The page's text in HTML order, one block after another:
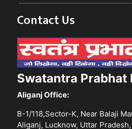
Contact Us
Swatantra Prabhat
Aliganj Office:
B-1/118,Sector-K, Near Balaji
Aliganj, Lucknow, Uttar